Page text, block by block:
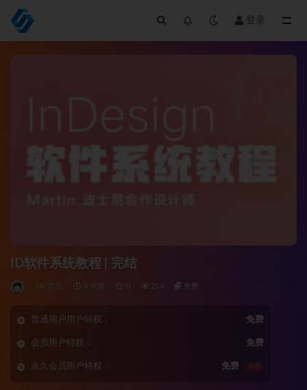
登录
ID软件系统教程 | 完结
UI/产品 3 年前 0 254 免费
普通用户用户特权： 免费
会员用户特权： 免费
永久会员用户特权： 免费 推荐